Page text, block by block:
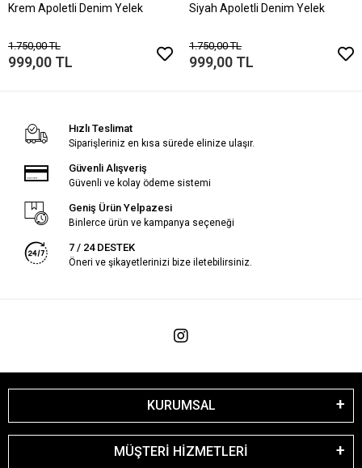
Krem Apoletli Denim Yelek
1.750,00 TL
999,00 TL
Siyah Apoletli Denim Yelek
1.750,00 TL
999,00 TL
Hızlı Teslimat
Siparişleriniz en kısa sürede elinize ulaşır.
Güvenli Alışveriş
Güvenli ve kolay ödeme sistemi
Geniş Ürün Yelpazesi
Binlerce ürün ve kampanya seçeneği
7 / 24 DESTEK
Öneri ve şikayetlerinizi bize iletebilirsiniz.
KURUMSAL
MÜŞTERİ HİZMETLERİ